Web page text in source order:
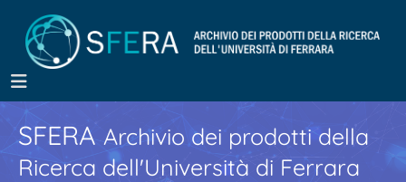
SFERA Archivio dei prodotti della
Ricerca dell'Università di Ferrara